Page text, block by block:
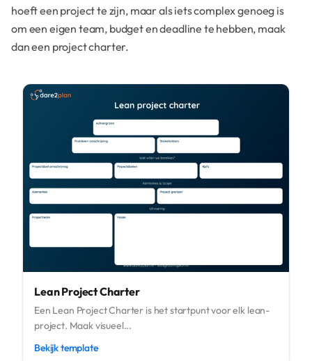
hoeft een project te zijn, maar als iets complex genoeg is
om een eigen team, budget en deadline te hebben, maak
dan een project charter.
Lean Project Charter
Een Lean Project Charter is het startpunt voor elk lean-
project. Maak visueel...
Bekijk template